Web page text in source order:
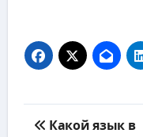
по Какой язык в